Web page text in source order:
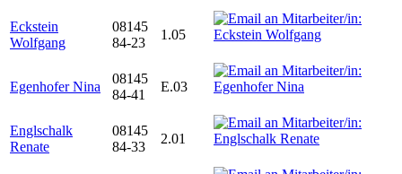
Eckstein
Wolfgang
08145
84-23
1.05
Egenhofer Nina
08145
84-41
E.03
Englschalk
Renate
08145
84-33
2.01